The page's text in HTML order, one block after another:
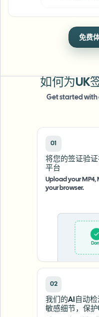
视频智能
一次处理多个视频
车队、行车记录仪和停车
批量人脸模糊
模糊任何内容
企业区域、策略和审核
视频智能
人脸模糊
一键应用完美
免费
如何为UK
Get started with
01
将您的签证验
平台
Upload your MP4,
your browser.
02
我们的AI自动
敏感细节，保护